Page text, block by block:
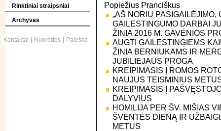
Rinktiniai straipsniai
Archyvas
Kontaktai Nuorodos Paieška
Popiežius Pranciškus
„AŠ NORIU PASIGAILĖJIMO,
GAILESTINGUMO DARBAI
ŽINIA 2016 M. GAVĖNIOS
AUGTI GAILESTINGIEMS
ŽINIA BERNIUKAMS IR
JUBILIEJAUS PROGA
KREIPIMASIS Į ROMOS
NAUJUS TEISMINIUS
KREIPIMASIS Į
DALYVIUS
HOMILIJA PER ŠV. MIŠIAS
ŠVENTĖS DIENĄ IR
METUS